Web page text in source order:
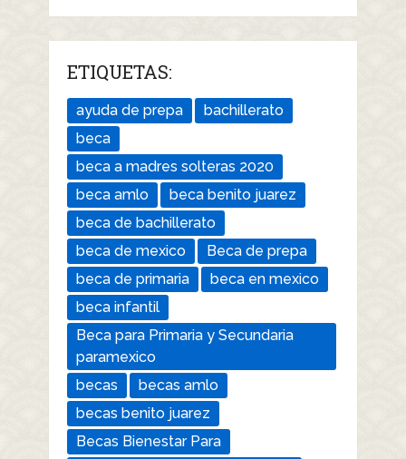
ETIQUETAS:
ayuda de prepa
bachillerato
beca
beca a madres solteras 2020
beca amlo
beca benito juarez
beca de bachillerato
beca de mexico
Beca de prepa
beca de primaria
beca en mexico
beca infantil
Beca para Primaria y Secundaria
paramexico
becas
becas amlo
becas benito juarez
Becas Bienestar Para